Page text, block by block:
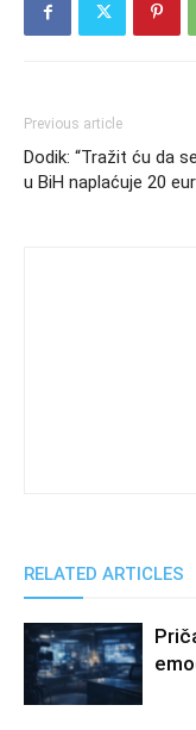
Previous article
Dodik: “Tražit ću da
u BiH naplaćuje 20
RELATED ARTICLES